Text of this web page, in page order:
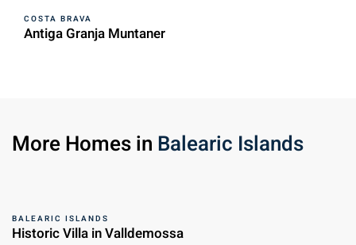
COSTA BRAVA
Antiga Granja Muntaner
More Homes in Balearic Islands
BALEARIC ISLANDS
Historic Villa in Valldemossa